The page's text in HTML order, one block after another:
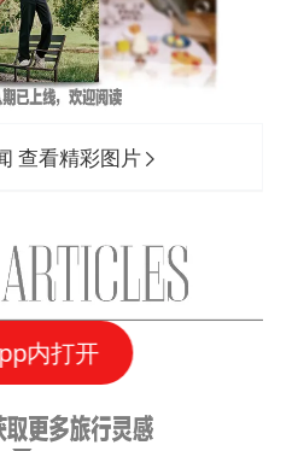
查看精彩图片
内打开